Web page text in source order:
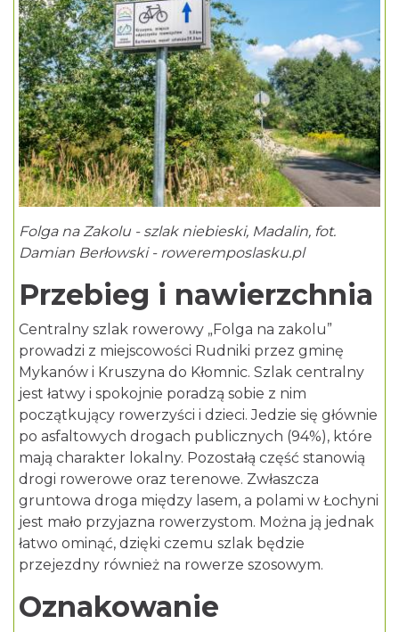
Folga na Zakolu - szlak niebieski, Madalin, fot.
Damian Berłowski - roweremposlasku.pl
Przebieg i nawierzchnia
Centralny szlak rowerowy „Folga na zakolu”
prowadzi z miejscowości Rudniki przez gminę
Mykanów i Kruszyna do Kłomnic. Szlak centralny
jest łatwy i spokojnie poradzą sobie z nim
początkujący rowerzyści i dzieci. Jedzie się głównie
po asfaltowych drogach publicznych (94%), które
mają charakter lokalny. Pozostałą część stanowią
drogi rowerowe oraz terenowe. Zwłaszcza
gruntowa droga między lasem, a polami w Łochyni
jest mało przyjazna rowerzystom. Można ją jednak
łatwo ominąć, dzięki czemu szlak będzie
przejezdny również na rowerze szosowym.
Oznakowanie